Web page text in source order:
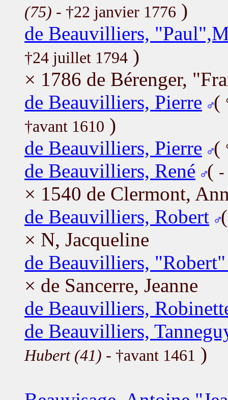
(75) - †22 janvier 1776 )
de Beauvilliers,
†24 juillet 1794 )
× 1786 de Bérenger,
de Beauvilliers, Pierre (
†avant 1610 )
de Beauvilliers, Pierre (
de Beauvilliers, René ( -
× 1540 de Clermont,
de Beauvilliers, Robert
× N, Jacqueline
de Beauvilliers,
× de Sancerre, Jeanne
de Beauvilliers,
de Beauvilliers,
Hubert (41) - †avant 1461 )